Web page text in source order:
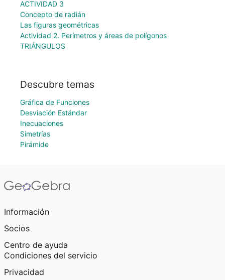
ACTIVIDAD 3
Concepto de radián
Las figuras geométricas
Actividad 2. Perímetros y áreas de polígonos
TRIÁNGULOS
Descubre temas
Gráfica de Funciones
Desviación Estándar
Inecuaciones
Simetrías
Pirámide
Información
Socios
Centro de ayuda
Condiciones del servicio
Privacidad